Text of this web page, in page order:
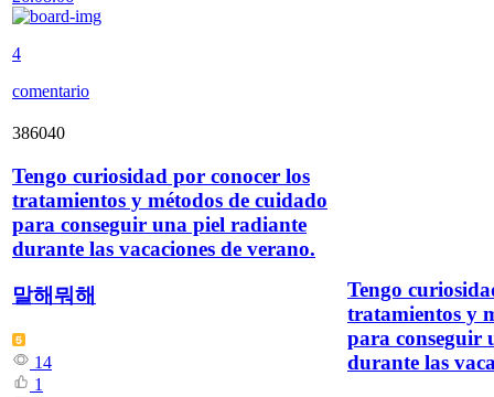
4
comentario
386040
Tengo curiosidad por conocer los
tratamientos y métodos de cuidado
para conseguir una piel radiante
durante las vacaciones de verano.
말해뭐해
14
1
Tengo
tratamientos y
para conseguir
durante las